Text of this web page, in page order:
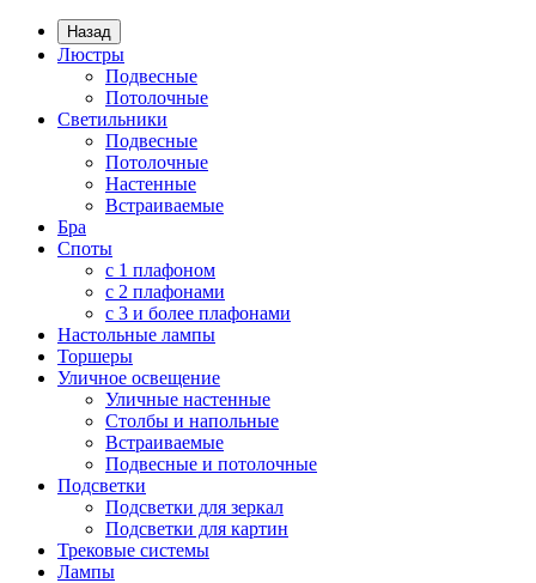
Назад
Люстры
Подвесные
Потолочные
Светильники
Подвесные
Потолочные
Настенные
Встраиваемые
Бра
Споты
с 1 плафоном
с 2 плафонами
с 3 и более плафонами
Настольные лампы
Торшеры
Уличное освещение
Уличные настенные
Столбы и напольные
Встраиваемые
Подвесные и потолочные
Подсветки
Подсветки для зеркал
Подсветки для картин
Трековые системы
Лампы